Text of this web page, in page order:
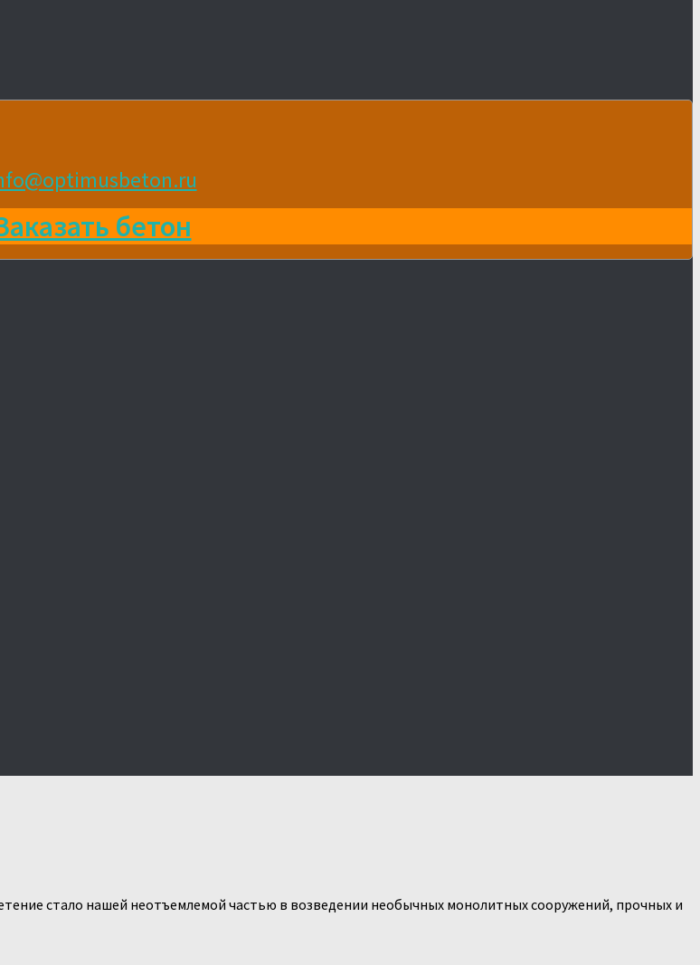
бетон
стало нашей неотъемлемой частью в возведении необычных монолитных сооружений, прочных и